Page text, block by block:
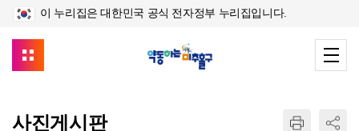
이 누리집은 대한민국 공식 전자정부 누리집입니다.
사진게시판